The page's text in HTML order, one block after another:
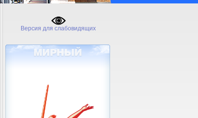
Версия для слабовидящих